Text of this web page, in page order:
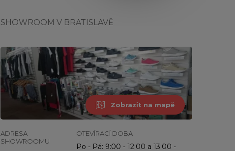
SHOWROOM V BRATISLAVĚ
Zobrazit na mapě
ADRESA
SHOWROOMU
OTEVÍRACÍ DOBA
Po - Pá: 9:00 - 12:00 a 13:00 -